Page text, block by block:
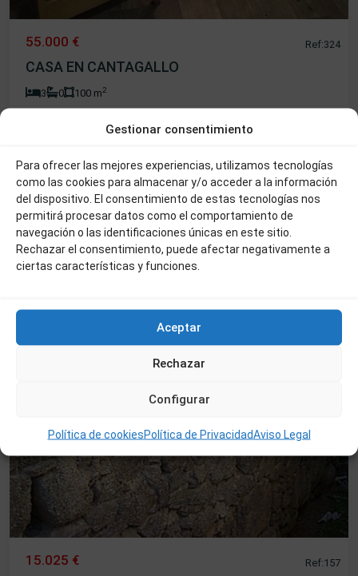
Gestionar consentimiento
Para ofrecer las mejores experiencias, utilizamos tecnologías
como las cookies para almacenar y/o acceder a la información
del dispositivo. El consentimiento de estas tecnologías nos
permitirá procesar datos como el comportamiento de
navegación o las identificaciones únicas en este sitio.
Rechazar el consentimiento, puede afectar negativamente a
ciertas características y funciones.
Aceptar
Rechazar
Configurar
Política de cookiesPolítica de PrivacidadAviso Legal
55.000 €
CASA EN CANTAGALLO
3 0 100 m2
Ref:324
Venta
15.025 € Ref:157